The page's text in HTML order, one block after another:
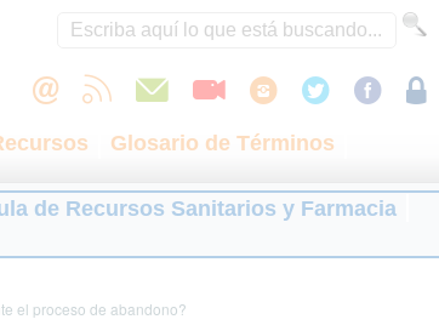
Glosario de Términos
de Recursos Sanitarios y Farmacia
el proceso de abandono?